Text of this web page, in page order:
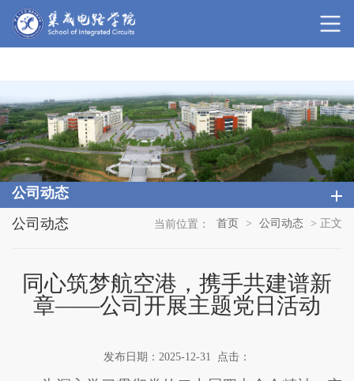
DB体育电竞(DBGame)官方网站-华语电竞行业
公司动态
公司动态
当前位置： 首页 > 公司动态 > 正文
同心筑梦航空港，携手共建谱新
章——公司开展主题党日活动
发布日期：2025-12-31 点击：